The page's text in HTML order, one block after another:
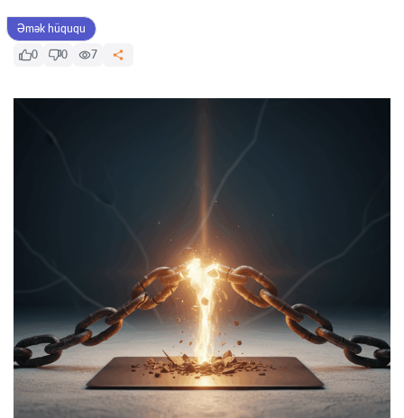
Əmək hüququ
0
0 7